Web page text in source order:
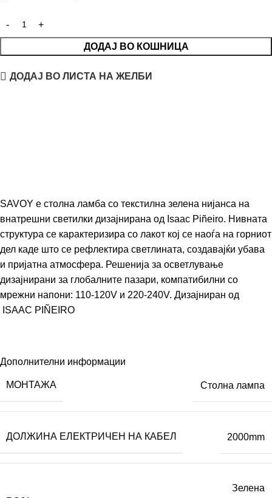
ДОДАЈ ВО КОШНИЦА
ДОДАЈ ВО ЛИСТА НА ЖЕЛБИ
SAVOY е столна ламба со текстилна зелена нијанса на
внатрешни светилки дизајнирана од Isaac Piñeiro. Нивната
структура се карактеризира со лакот кој се наоѓа на горниот
дел каде што се рефлектира светлината, создавајќи убава
и пријатна атмосфера. Решенија за осветлување
дизајнирани за глобалните пазари, компатибилни со
мрежни напони: 110-120V и 220-240V. Дизајниран од
ISAAC PIÑEIRO
Дополнителни информации
МОНТАЖА Столна лампа
ДОЛЖИНА ЕЛЕКТРИЧЕН НА КАБЕЛ 2000mm
Зелена